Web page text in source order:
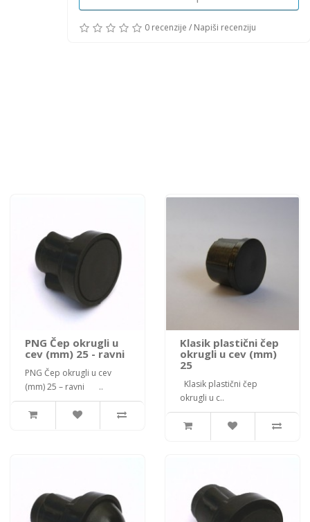
0 recenzije / Napiši recenziju
PNG Čep okrugli u
cev (mm) 25 - ravni
PNG Čep okrugli u cev
(mm) 25 – ravni ..
Klasik plastični čep
okrugli u cev (mm)
25
Klasik plastični čep
okrugli u c..